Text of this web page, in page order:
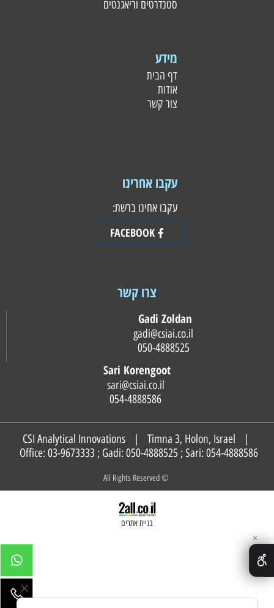
סטנדרטים וריאגנטים
מידע
דף הבית
אודות
צור קשר
עקבו אחרינו
עקבו אחינו ברשת:
FACEBOOK
צרו קשר
Gadi Zoldan
Sari Korengoot
sari@csiai.co.il
CSI Analytical Innovations | Timna 3, Holon, Israel |
Office: 03-9673333 ; Gadi: 050-4888525 ; Sari: 054-4888586
© All Rights Reserved
בניית אתרים
✕